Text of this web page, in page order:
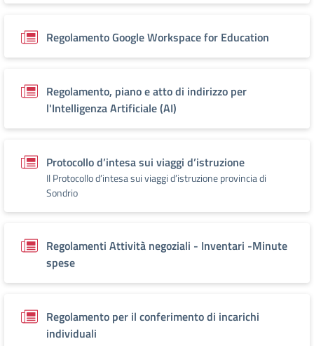
Regolamento Google Workspace for Education
Regolamento, piano e atto di indirizzo per
l'Intelligenza Artificiale (AI)
Protocollo d’intesa sui viaggi d’istruzione
Il Protocollo d’intesa sui viaggi d’istruzione provincia di
Sondrio
Regolamenti Attività negoziali - Inventari -Minute
spese
Regolamento per il conferimento di incarichi
individuali